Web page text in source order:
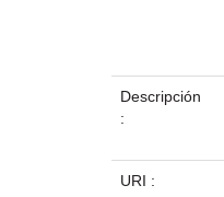
Descripción
:
URI :